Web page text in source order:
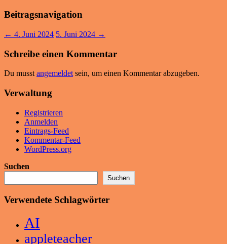
Beitragsnavigation
← 4. Juni 2024 5. Juni 2024 →
Schreibe einen Kommentar
Du musstangemeldetsein, um einen Kommentar abzugeben.
Verwaltung
Registrieren
Anmelden
Eintrags-Feed
Kommentar-Feed
WordPress.org
Suchen
Suchen
Verwendete Schlagwörter
AI
appleteacher